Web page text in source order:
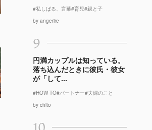
#私しばる、言葉#育児#親と子
by angerire
9
円満カップルは知っている。
落ち込んだときに彼氏・彼女
が「して...
#HOW TO#パートナー#夫婦のこと
by chito